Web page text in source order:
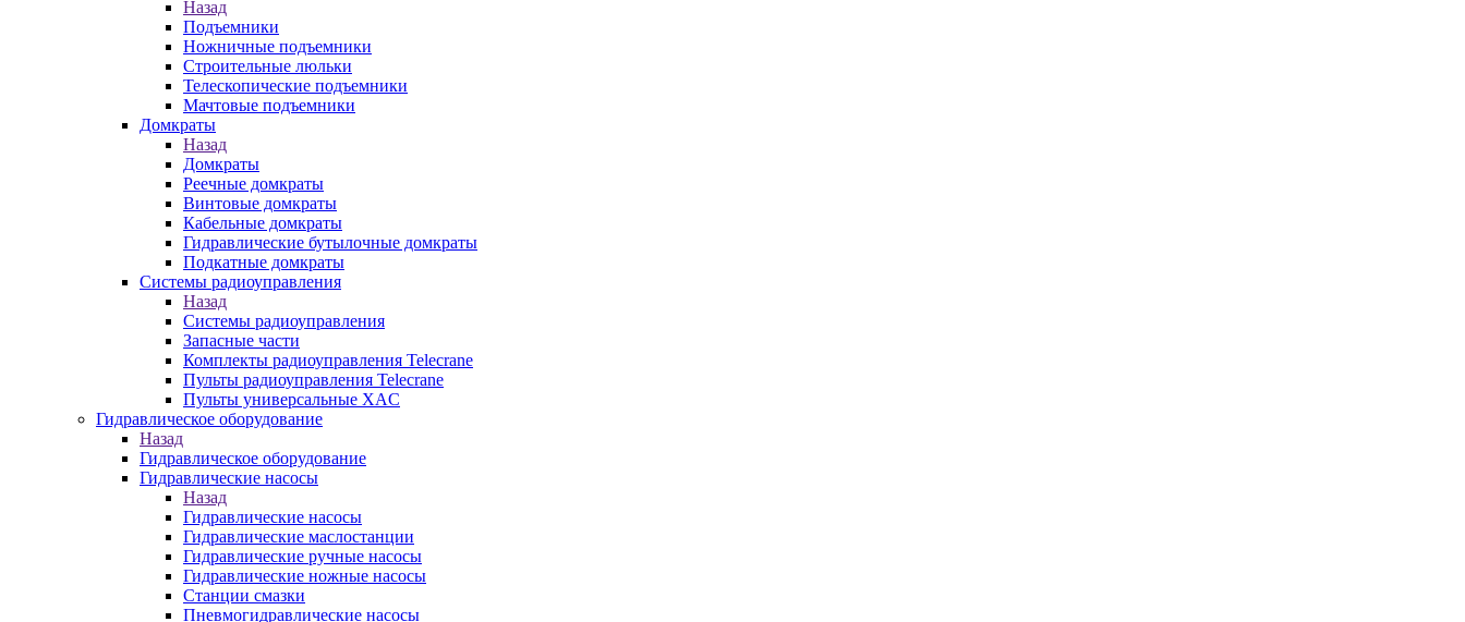
Назад
Подъемники
Ножничные подъемники
Строительные люльки
Телескопические подъемники
Мачтовые подъемники
Домкраты
Назад
Домкраты
Реечные домкраты
Винтовые домкраты
Кабельные домкраты
Гидравлические бутылочные домкраты
Подкатные домкраты
Системы радиоуправления
Назад
Системы радиоуправления
Запасные части
Комплекты радиоуправления Telecrane
Пульты радиоуправления Telecrane
Пульты универсальные XAC
Гидравлическое оборудование
Назад
Гидравлическое оборудование
Гидравлические насосы
Назад
Гидравлические насосы
Гидравлические маслостанции
Гидравлические ручные насосы
Гидравлические ножные насосы
Станции смазки
Пневмогидравлические насосы